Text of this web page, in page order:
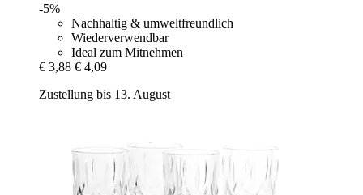
-5%
Nachhaltig & umweltfreundlich
Wiederverwendbar
Ideal zum Mitnehmen
€ 3,88 € 4,09
Zustellung bis 13. August